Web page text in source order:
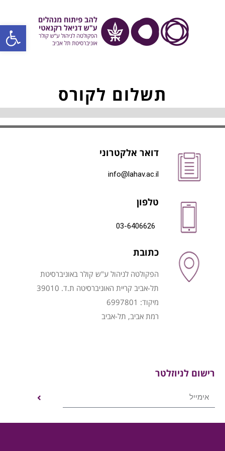
פתח
תשלום לקורס
דואר אלקטרוני
info@lahav.ac.il
טלפון
03-6406626
כתובת
הפקולטה לניהול ע"ש קולר באוניברסיטת
תל-אביב קריית האוניברסיטה ת.ד. 39010
מיקוד: 6997801
רמת אביב, תל-אביב
רישום לניוזלטר